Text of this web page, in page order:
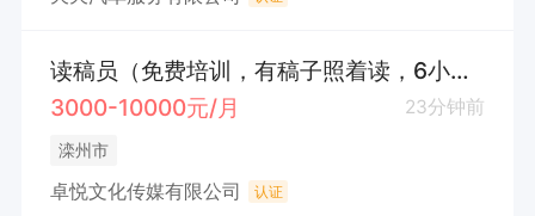
读稿员（免费培训，有稿子照着读，6小时工作制，请电话联系）
3000-10000元/月
23分钟前
滦州市
卓悦文化传媒有限公司 认证